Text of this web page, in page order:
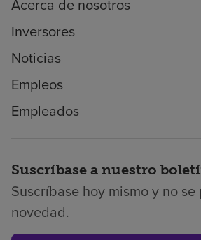
Acerca de nosotros
Inversores
Noticias
Empleos
Empleados
Suscríbase a nuestro
Suscríbase hoy mismo y no
novedad.